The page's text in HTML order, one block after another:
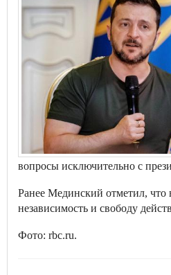
вопросы исключительно с
Ранее Мединский отметил, что
независимость и свободу
Фото: rbc.ru.